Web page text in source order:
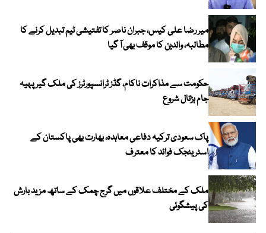
میر رضا علی کیس، جبران ناصر کا تفتیشی ٹیم تبدیل کرنے کا
مطالبہ، والدین کا موقف بھی آ گیا
حکومت سے مذاکرات ناکام، گڈز ٹرانسپورٹرز کی ملک گیر پہیہ
جام ہڑتال شروع
پاک سعودی ترکیہ دفاعی معاہدہ، بھارت بھی پاکستان کے
اسٹریٹجک فوائد کا معترف
ملک کے مختلف علاقوں میں گرج چمک کے ساتھ مزید بارش
کی پیشگوئی